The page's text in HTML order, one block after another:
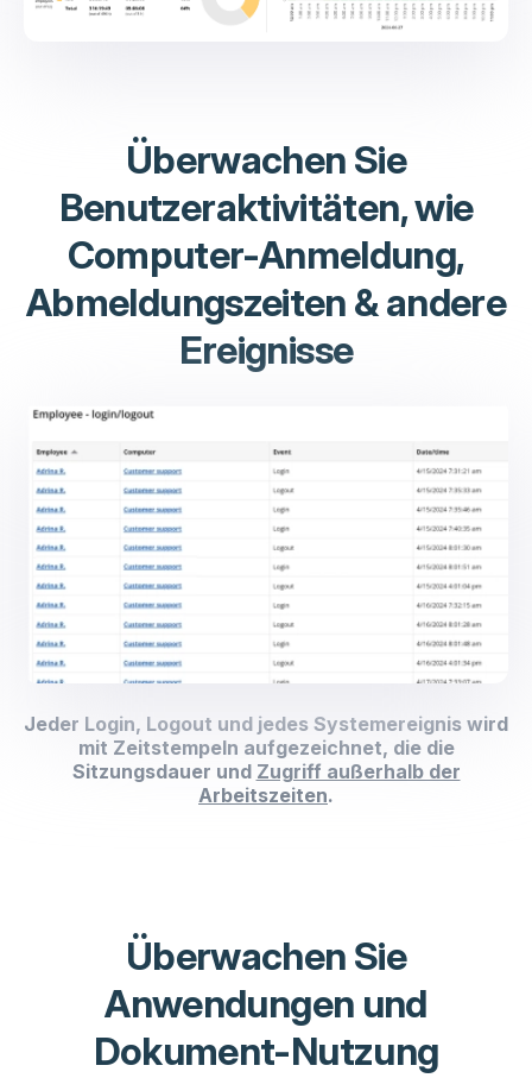
Überwachen Sie
Benutzeraktivitäten, wie
Computer-Anmeldung,
Abmeldungszeiten & andere
Ereignisse
Jeder Login, Logout und jedes Systemereignis wird
mit Zeitstempeln aufgezeichnet, die die
Sitzungsdauer und Zugriff außerhalb der
Arbeitszeiten.
Überwachen Sie
Anwendungen und
Dokument-Nutzung